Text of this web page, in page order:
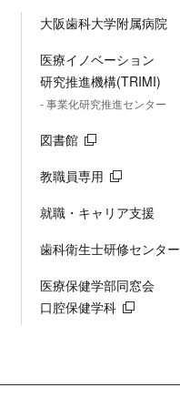
大阪歯科大学附属病院
医療イノベーション
研究推進機構(TRIMI)
- 事業化研究推進センター
図書館
教職員専用
就職・キャリア支援
歯科衛生士研修センター
医療保健学部同窓会
口腔保健学科